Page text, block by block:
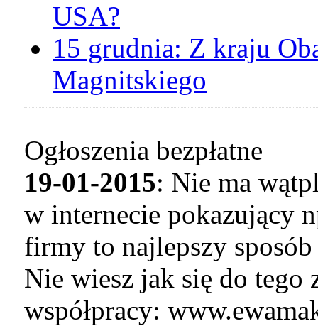
USA?
15 grudnia: Z kraju
Magnitskiego
Ogłoszenia bezpłatne
19-01-2015: Nie ma
w internecie pokazujący
firmy to najlepszy
Nie wiesz jak się do tego
współpracy: